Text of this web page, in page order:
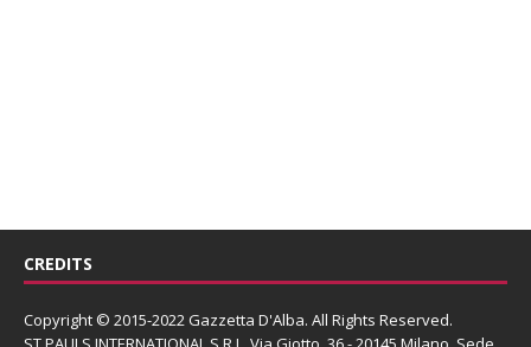
CREDITS
Copyright © 2015-2022 Gazzetta D'Alba. All Rights Reserved.